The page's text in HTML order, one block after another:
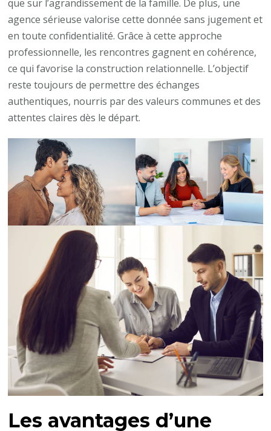
que sur l’agrandissement de la famille. De plus, une
agence sérieuse valorise cette donnée sans jugement et
en toute confidentialité. Grâce à cette approche
professionnelle, les rencontres gagnent en cohérence,
ce qui favorise la construction relationnelle. L’objectif
reste toujours de permettre des échanges
authentiques, nourris par des valeurs communes et des
attentes claires dès le départ.
Les avantages d’une